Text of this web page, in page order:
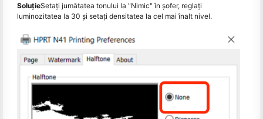
SoluțieSetați jumătatea tonului la "Nimic" în șofer, reglați
luminozitatea la 30 și setați densitatea la cel mai înalt nivel.